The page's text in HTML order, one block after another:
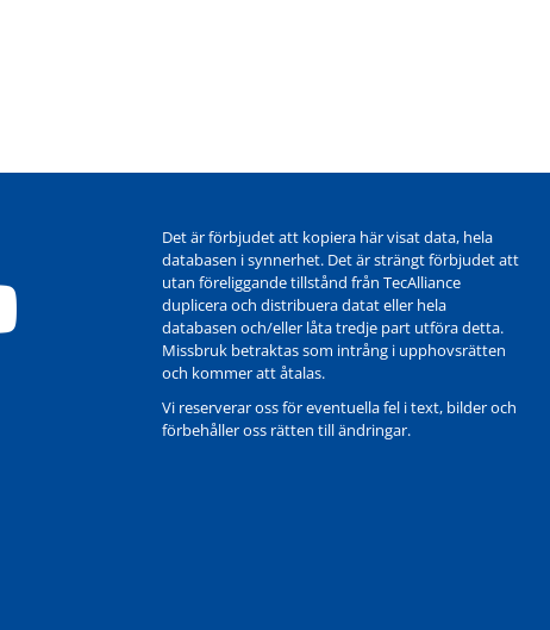
Det är förbjudet att kopiera här visat data, hela
databasen i synnerhet. Det är strängt förbjudet att
utan föreliggande tillstånd från TecAlliance
duplicera och distribuera datat eller hela
databasen och/eller låta tredje part utföra detta.
Missbruk betraktas som intrång i upphovsrätten
och kommer att åtalas.
Vi reserverar oss för eventuella fel i text, bilder och
förbehåller oss rätten till ändringar.